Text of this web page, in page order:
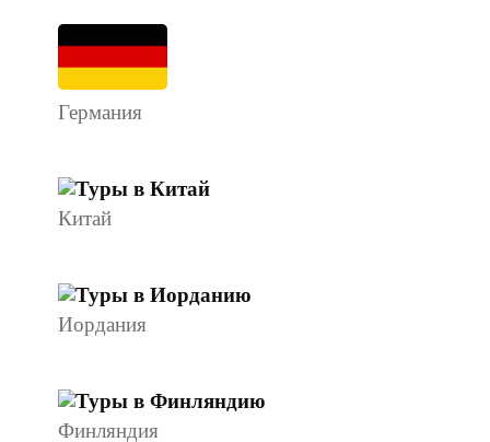
Германия
Китай
Иордания
Финляндия